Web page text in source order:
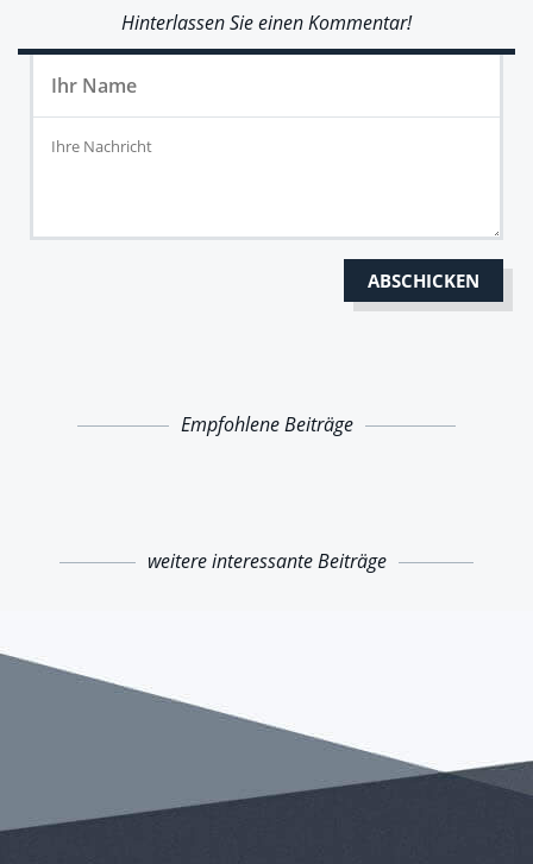
Hinterlassen Sie einen Kommentar!
Empfohlene Beiträge
weitere interessante Beiträge